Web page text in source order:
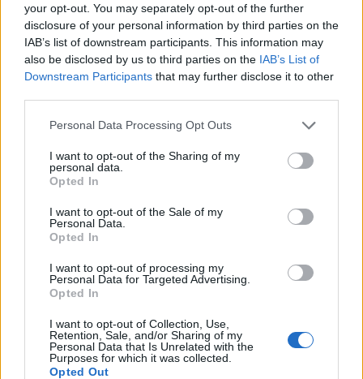
your opt-out. You may separately opt-out of the further
disclosure of your personal information by third parties on the
IAB’s list of downstream participants. This information may
also be disclosed by us to third parties on the IAB’s List of
Downstream Participants that may further disclose it to other
Personal Data Processing Opt Outs
I want to opt-out of the Sharing of my
personal data.
Opted In
I want to opt-out of the Sale of my
Personal Data.
Opted In
I want to opt-out of processing my
Personal Data for Targeted Advertising.
Opted In
I want to opt-out of Collection, Use,
Retention, Sale, and/or Sharing of my
Personal Data that Is Unrelated with the
Purposes for which it was collected.
Opted Out
teljes körű átvilágításukat. Már csak kevesebb mint egy
hét...
KEDVES OLVASÓNK!
tartozik, melynek olvasása előfizetéses
regisztrációhoz kötött.
Az előfizetés a következőket tartalmazza:
Kötéslisták: BÉT elmúlt 2 év napon belüli
kötéslistái
Előfizetés
MÁR ELŐFIZETŐNK VAGY?BEJELENTKEZÉS